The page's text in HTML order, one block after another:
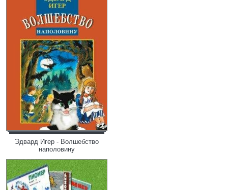
Эдвард Игер - Волшебство
наполовину